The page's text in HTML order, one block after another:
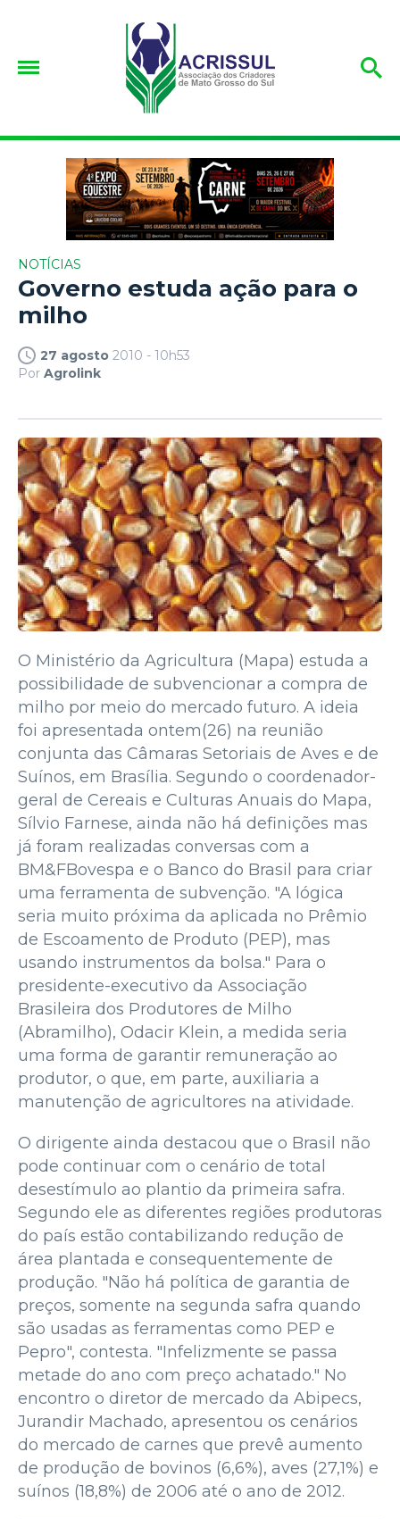
NOTÍCIAS
Governo estuda ação para o
milho
27 agosto 2010 - 10h53
Por Agrolink
O Ministério da Agricultura (Mapa) estuda a
possibilidade de subvencionar a compra de
milho por meio do mercado futuro. A ideia
foi apresentada ontem(26) na reunião
conjunta das Câmaras Setoriais de Aves e de
Suínos, em Brasília. Segundo o coordenador-
geral de Cereais e Culturas Anuais do Mapa,
Sílvio Farnese, ainda não há definições mas
já foram realizadas conversas com a
BM&FBovespa e o Banco do Brasil para criar
uma ferramenta de subvenção. "A lógica
seria muito próxima da aplicada no Prêmio
de Escoamento de Produto (PEP), mas
usando instrumentos da bolsa." Para o
presidente-executivo da Associação
Brasileira dos Produtores de Milho
(Abramilho), Odacir Klein, a medida seria
uma forma de garantir remuneração ao
produtor, o que, em parte, auxiliaria a
manutenção de agricultores na atividade.
O dirigente ainda destacou que o Brasil não
pode continuar com o cenário de total
desestímulo ao plantio da primeira safra.
Segundo ele as diferentes regiões produtoras
do país estão contabilizando redução de
área plantada e consequentemente de
produção. "Não há política de garantia de
preços, somente na segunda safra quando
são usadas as ferramentas como PEP e
Pepro", contesta. "Infelizmente se passa
metade do ano com preço achatado." No
encontro o diretor de mercado da Abipecs,
Jurandir Machado, apresentou os cenários
do mercado de carnes que prevê aumento
de produção de bovinos (6,6%), aves (27,1%) e
suínos (18,8%) de 2006 até o ano de 2012.